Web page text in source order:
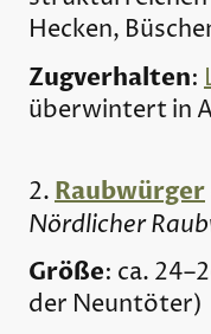
Hecken,
Zugverhalten:
überwintert in
2. Raubwürger
Nördlicher
Größe: ca.
der Neuntöter)